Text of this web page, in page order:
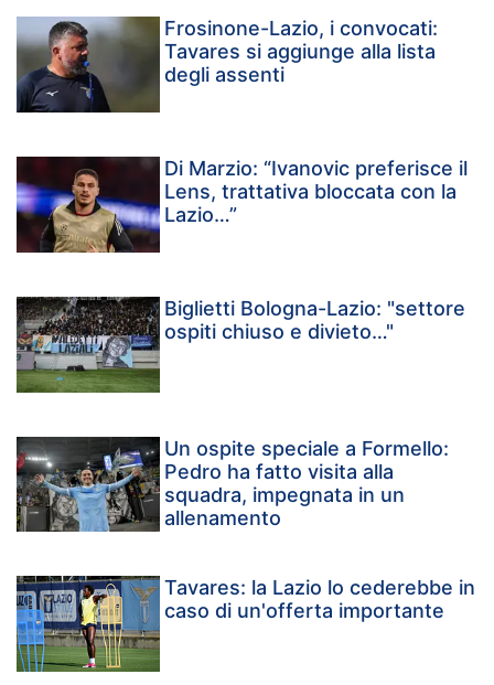
Frosinone-Lazio, i convocati:
Tavares si aggiunge alla lista
degli assenti
Di Marzio: “Ivanovic preferisce il
Lens, trattativa bloccata con la
Lazio…”
Biglietti Bologna-Lazio: "settore
ospiti chiuso e divieto…"
Un ospite speciale a Formello:
Pedro ha fatto visita alla
squadra, impegnata in un
allenamento
Tavares: la Lazio lo cederebbe in
caso di un'offerta importante